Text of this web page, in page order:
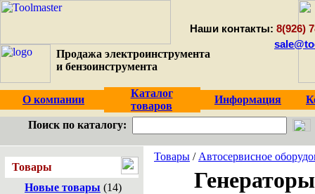
Продажа электроинструмента
и бензоинструмента
Наши контакты: 8(926)
О компании
Каталог
товаров
Информация
Поиск по каталогу:
Товары
Новые товары (14)
Товары / Автосервисное